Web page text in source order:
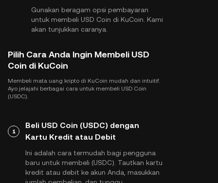
Gunakan beragam opsi pembayaran
untuk membeli USD Coin di KuCoin. Kami
akan tunjukkan caranya.
Pilih Cara Anda Ingin Membeli USD
Coin di KuCoin
Membeli mata uang kripto di KuCoin mudah dan intuitif.
Ayo jelajahi berbagai cara untuk membeli USD Coin
(USDC).
1
Beli USD Coin (USDC) dengan
Kartu Kredit atau Debit
Ini adalah cara termudah bagi pengguna
baru untuk membeli (USDC). Tautkan kartu
kredit atau debit ke akun Anda, masukkan